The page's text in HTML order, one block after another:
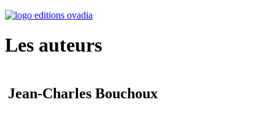
Les auteurs
Jean-Charles Bouchoux